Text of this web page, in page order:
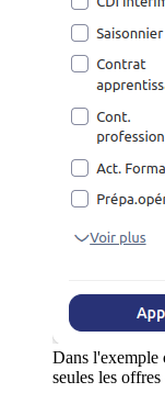
Dans l'exemple
seules les